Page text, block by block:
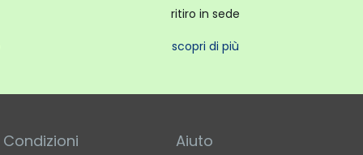
ritiro in sede
scopri di più
Condizioni Aiuto